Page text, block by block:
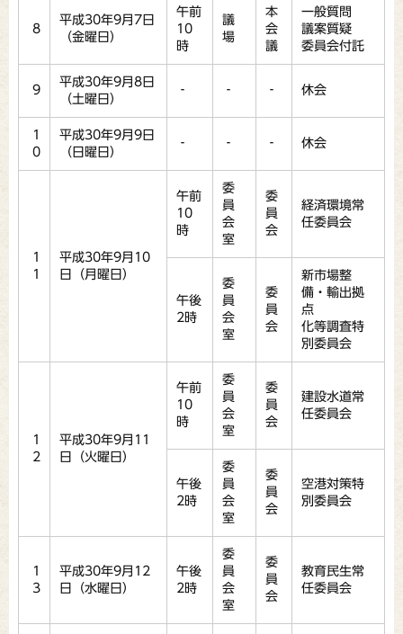
8
平成30年9月7日
（金曜日）
午前
10
時
議
場
本
会
議
一般質問
議案質疑
委員会付託
9
平成30年9月8日
（土曜日）
‐ ‐ ‐ 休会
1
0
平成30年9月9日
（日曜日）
‐ ‐ ‐ 休会
1
1
平成30年9月10
日（月曜日）
午前
10
時
委
員
会
室
委
員
会
経済環境常
任委員会
午後
2時
委
員
会
室
委
員
会
新市場整
備・輸出拠
点
化等調査特
別委員会
1
2
平成30年9月11
日（火曜日）
午前
10
時
委
員
会
室
委
員
会
建設水道常
任委員会
午後
2時
委
員
会
室
委
員
会
空港対策特
別委員会
1
3
平成30年9月12
日（水曜日）
午後
2時
委
員
会
室
委
員
会
教育民生常
任委員会